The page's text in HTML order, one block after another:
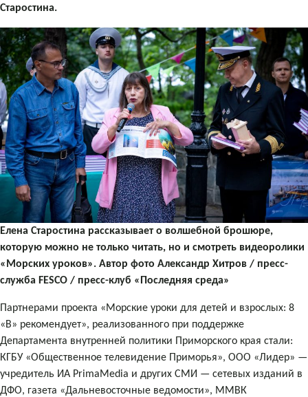
Старостина.
Елена Старостина рассказывает о волшебной брошюре,
которую можно не только читать, но и смотреть видеоролики
«Морских уроков». Автор фото Александр Хитров / пресс-
служба FESCO / пресс-клуб «Последняя среда»
Партнерами проекта «Морские уроки для детей и взрослых: 8
«В» рекомендует», реализованного при поддержке
Департамента внутренней политики Приморского края стали:
КГБУ «Общественное телевидение Приморья», ООО «Лидер» —
учредитель ИА PrimaMedia и других СМИ — сетевых изданий в
ДФО, газета «Дальневосточные ведомости», ММВК